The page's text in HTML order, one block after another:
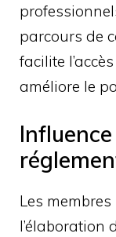
parcours de
facilite
améliore le
Les
l’élaboration